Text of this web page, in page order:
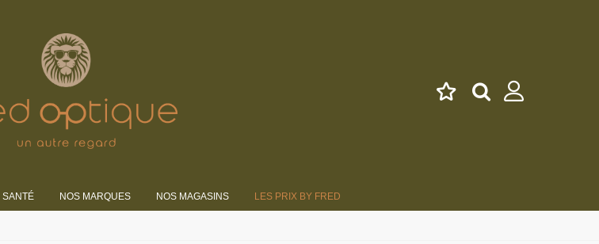
SANTÉ NOS MARQUES NOS MAGASINS LES PRIX BY FRED